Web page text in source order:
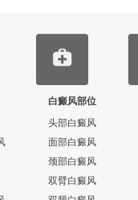
白癜风部位
头部白癜风
面部白癜风
颈部白癜风
双臂白癜风